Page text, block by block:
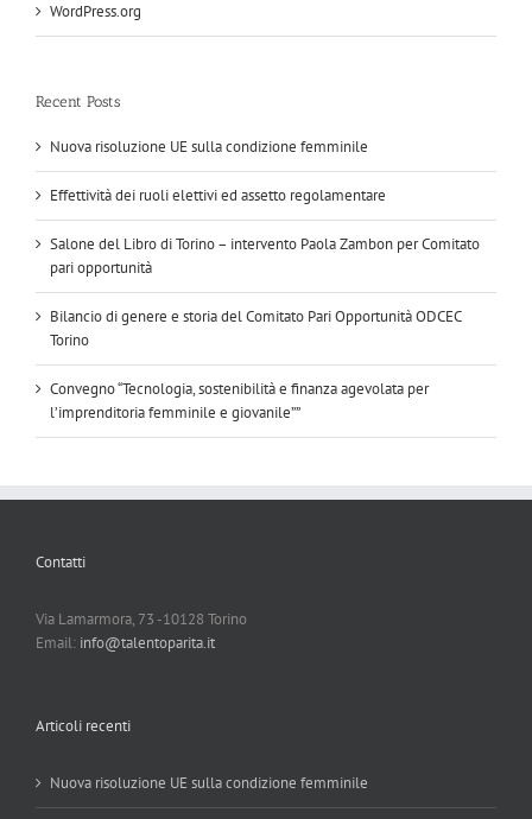
WordPress.org
Recent Posts
Nuova risoluzione UE sulla condizione femminile
Effettività dei ruoli elettivi ed assetto regolamentare
Salone del Libro di Torino – intervento Paola Zambon per Comitato
pari opportunità
Bilancio di genere e storia del Comitato Pari Opportunità ODCEC
Torino
Convegno “Tecnologia, sostenibilità e finanza agevolata per
l’imprenditoria femminile e giovanile””
Contatti
Via Lamarmora, 73 -10128 Torino
Email: info@talentoparita.it
Articoli recenti
Nuova risoluzione UE sulla condizione femminile